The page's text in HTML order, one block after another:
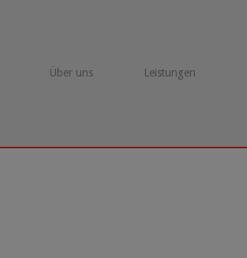
Über uns Leistungen